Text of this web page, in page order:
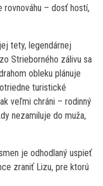
rovnováhu – dosť hostí,
tety, legendárnej
Strieborného zálivu sa
obleku plánuje
turistické
veľmi chráni – rodinný
nezamiluje do muža,
je odhodlaný uspieť
zraniť Lizu, pre ktorú